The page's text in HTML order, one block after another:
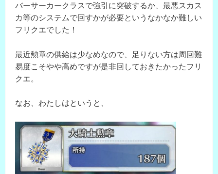
バーサーカークラスで強引に突破するか、最悪スカス
カ等のシステムで回すかが必要というなかなか難しい
フリクエでした！
最近勲章の供給は少なめなので、足りない方は周回難
易度こそやや高めですが是非回しておきたかったフリ
クエ。
なお、わたしはというと、